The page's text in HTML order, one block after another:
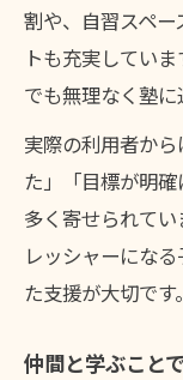
割や、自習スペ
トも充実してい
でも無理なく塾に
実際の利用者か
た」「目標が明
多く寄せられて
レッシャーにな
た支援が大切です。
仲間と学ぶこと